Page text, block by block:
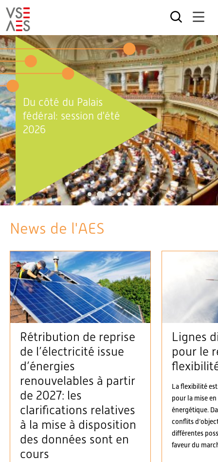
Aller
au
contenu
principal
Du côté du Palais
fédéral: session d'été
2026
1 2 3 4 5
News de l'AES
Rétribution de reprise
de l’électricité issue
d’énergies
renouvelables à partir
de 2027: les
clarifications relatives
à la mise à disposition
des données sont en
cours
Lignes
pour le
La flexibilité
pour la mise
énergétique.
conflits
différentes
faveur du